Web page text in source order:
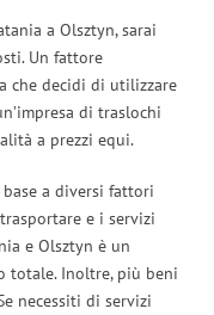
a Olsztyn, sarai
Un fattore
che decidi di utilizzare
di traslochi
a prezzi equi.
a diversi fattori
e i servizi
e Olsztyn è un
totale. Inoltre, più beni
necessiti di servizi